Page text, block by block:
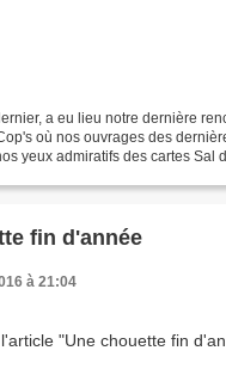
a eu lieu notre dernière
où nos ouvrages des
yeux admiratifs des cartes Sal
fin d'année
à 21:04